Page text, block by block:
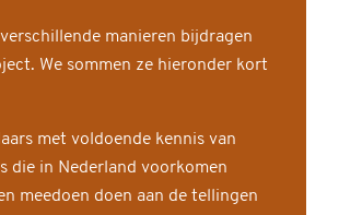
manieren bijdragen
We sommen ze hieronder kort
met voldoende kennis van
die in Nederland voorkomen
meedoen doen aan de tellingen